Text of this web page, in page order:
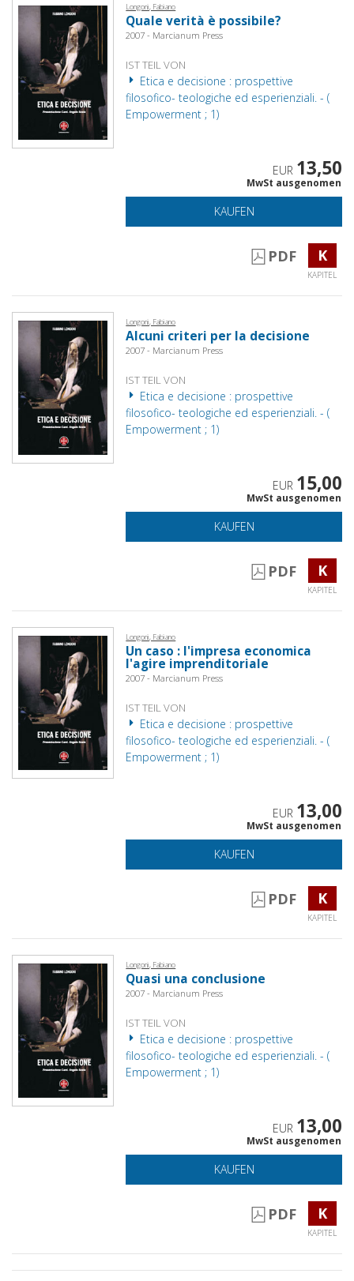
Longoni, Fabiano
Quale verità è possibile?
2007 - Marcianum Press
IST TEIL VON
Etica e decisione : prospettive
filosofico- teologiche ed esperienziali. - (
Empowerment ; 1)
EUR 13,50
MwSt ausgenomen
KAUFEN
PDF K
KAPITEL
Longoni, Fabiano
Alcuni criteri per la decisione
2007 - Marcianum Press
IST TEIL VON
Etica e decisione : prospettive
filosofico- teologiche ed esperienziali. - (
Empowerment ; 1)
EUR 15,00
MwSt ausgenomen
KAUFEN
PDF K
KAPITEL
Longoni, Fabiano
Un caso : l'impresa economica
l'agire imprenditoriale
2007 - Marcianum Press
IST TEIL VON
Etica e decisione : prospettive
filosofico- teologiche ed esperienziali. - (
Empowerment ; 1)
EUR 13,00
MwSt ausgenomen
KAUFEN
PDF K
KAPITEL
Longoni, Fabiano
Quasi una conclusione
2007 - Marcianum Press
IST TEIL VON
Etica e decisione : prospettive
filosofico- teologiche ed esperienziali. - (
Empowerment ; 1)
EUR 13,00
MwSt ausgenomen
KAUFEN
PDF K
KAPITEL